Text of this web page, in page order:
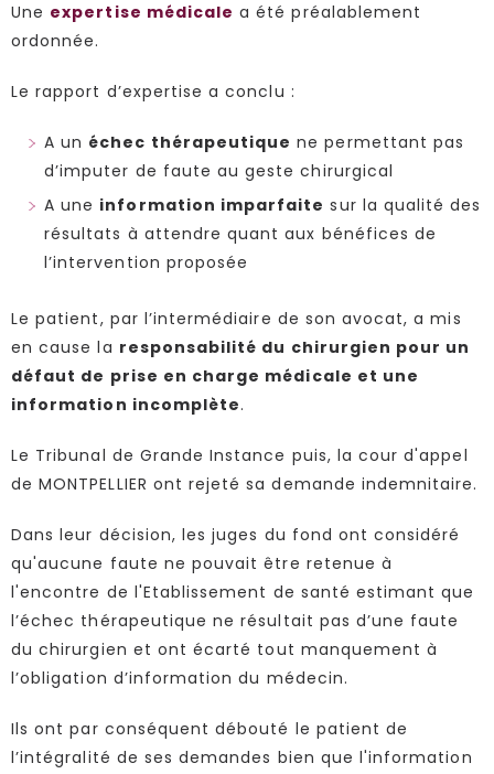
Une expertise médicale a été préalablement
ordonnée.
Le rapport d’expertise a conclu :
A un échec thérapeutique ne permettant pas
d’imputer de faute au geste chirurgical
A une information imparfaite sur la qualité des
résultats à attendre quant aux bénéfices de
l’intervention proposée
Le patient, par l’intermédiaire de son avocat, a mis
en cause la responsabilité du chirurgien pour un
défaut de prise en charge médicale et une
information incomplète.
Le Tribunal de Grande Instance puis, la cour d'appel
de MONTPELLIER ont rejeté sa demande indemnitaire.
Dans leur décision, les juges du fond ont considéré
qu'aucune faute ne pouvait être retenue à
l'encontre de l'Etablissement de santé estimant que
l’échec thérapeutique ne résultait pas d’une faute
du chirurgien et ont écarté tout manquement à
l’obligation d’information du médecin.
Ils ont par conséquent débouté le patient de
l’intégralité de ses demandes bien que l'information